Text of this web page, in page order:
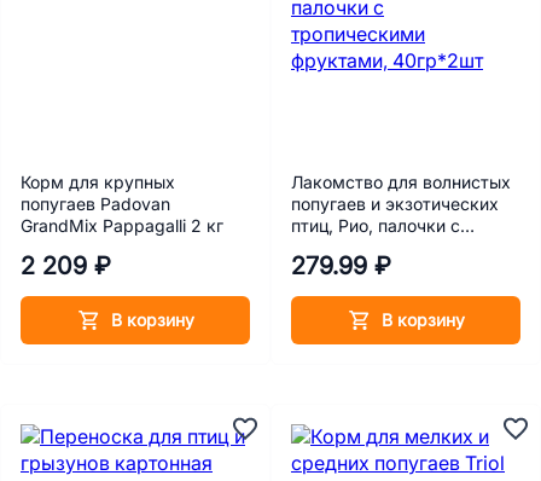
Корм для крупных
попугаев Padovan
GrandMix Pappagalli 2 кг
2 209 ₽
В корзину
Лакомство для волнистых
попугаев и экзотических
птиц, Рио, палочки с
40гр*2шт
279.99 ₽
В корзину